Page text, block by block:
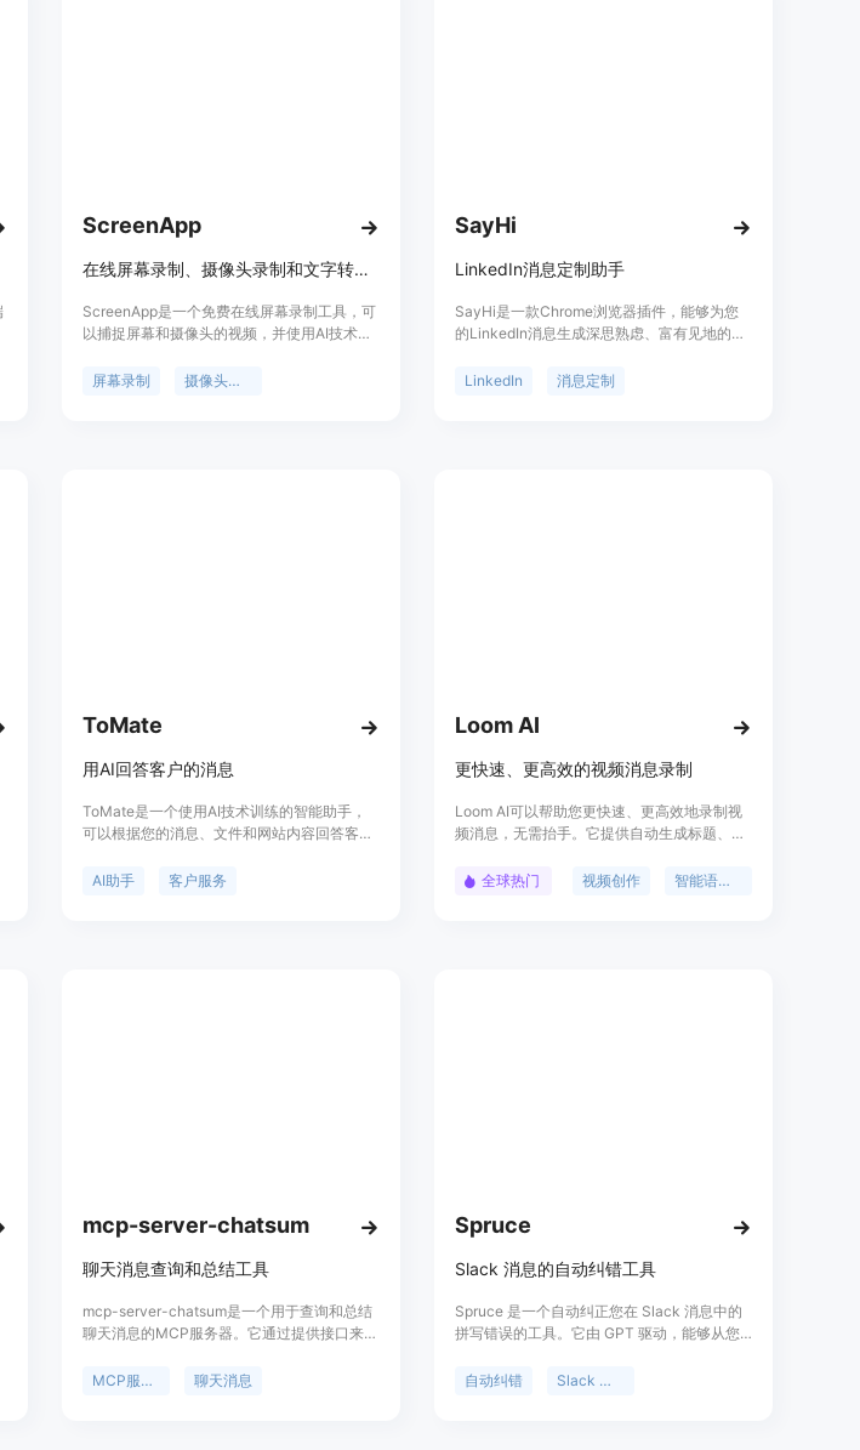
ScreenApp
在线屏幕录制、摄像头录制和文字转录工具
ScreenApp是一个免费在线屏幕录制工具，可
以捕捉屏幕和摄像头的视频，并使用AI技术将
享和存储录制视频的功能，适用于会议、培
屏幕录制 摄像头录制
SayHi
LinkedIn消息定制助手
SayHi是一款Chrome浏览器插件，能够为您
的LinkedIn消息生成深思熟虑、富有见地的个
想要的语气，并利用接收者的公开LinkedIn资
LinkedIn 消息定制
ToMate
用AI回答客户的消息
ToMate是一个使用AI技术训练的智能助手，
可以根据您的消息、文件和网站内容回答客户
户消息，并提供准确的回复。ToMate还支持
AI助手 客户服务
Loom AI
更快速、更高效的视频消息录制
Loom AI可以帮助您更快速、更高效地录制视
频消息，无需抬手。它提供自动生成标题、视
提供语音纠正和静音裁剪等智能特性。Loom
全球热门 视频创作 智能语音识别
mcp-server-chatsum
聊天消息查询和总结工具
mcp-server-chatsum是一个用于查询和总结
聊天消息的MCP服务器。它通过提供接口来查
总结。这个工具的重要性在于能够帮助用户更
MCP服务器 聊天消息
Spruce
Slack 消息的自动纠错工具
Spruce 是一个自动纠正您在 Slack 消息中的
拼写错误的工具。它由 GPT 驱动，能够从您
准。Spruce 的功能包括自动编辑消息，纠正
自动纠错 Slack 插件